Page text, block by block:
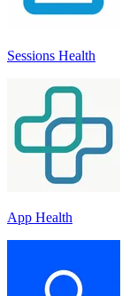
Sessions Health
App Health